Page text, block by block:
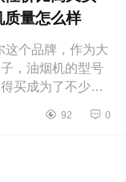
质量怎么样
个品牌，作为大
，油烟机的型号
买成为了不少人
比高又实惠？海
92 0